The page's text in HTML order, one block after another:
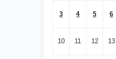
3 4 5 6
10 11 12 13